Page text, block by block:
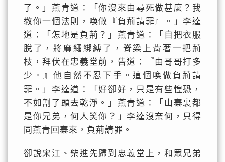
了。」燕青道：「你沒來由尋死做甚麼？我
教你一個法則，喚做『負荊請罪』。」李逵
道：「怎地是負荊？」燕青道：「自把衣服
脫了，將麻繩綁縛了，脊梁上背著一把荊
枝，拜伏在忠義堂前，告道：『由哥哥打多
少。』他自然不忍下手。這個喚做負荊請
罪。」李逵道：「好卻好，只是有些惶恐，
不如割了頭去乾淨。」燕青道：「山寨裏都
是你兄弟，何人笑你？」李逵沒奈何，只得
同燕青回寨來，負荊請罪。
卻說宋江、柴進先歸到忠義堂上，和眾兄弟